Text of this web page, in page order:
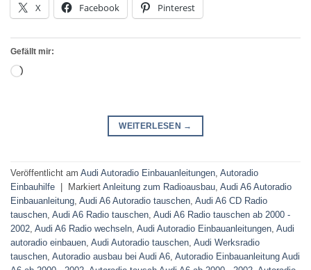
X Facebook Pinterest
Gefällt mir:
Wird
WEITERLESEN →
Veröffentlicht am Audi Autoradio Einbauanleitungen Autoradio
Einbauhilfe
Markiert Anleitung zum Radioausbau Audi A6 Autoradio
Einbauanleitung Audi A6 Autoradio tauschen Audi A6 CD Radio
tauschen Audi A6 Radio tauschen Audi A6 Radio tauschen ab 2000 -
2002 Audi A6 Radio wechseln Audi Autoradio Einbauanleitungen Audi
autoradio einbauen Audi Autoradio tauschen Audi Werksradio
tauschen Autoradio ausbau bei Audi A6 Autoradio Einbauanleitung Audi